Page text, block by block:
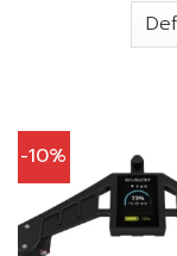
-10%